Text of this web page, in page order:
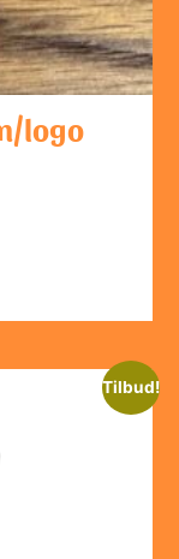
logo
Tilbud!